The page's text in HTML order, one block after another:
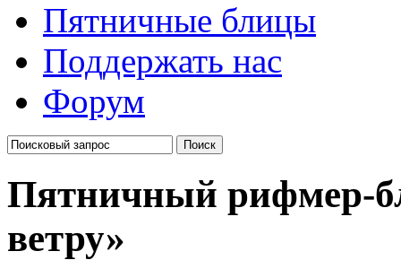
Пятничные блицы
Поддержать нас
Форум
Пятничный рифмер-
ветру»